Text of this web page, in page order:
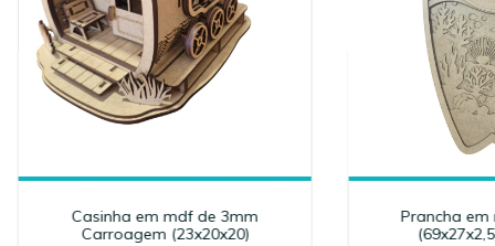
Casinha em mdf de 3mm
Carroagem (23x20x20)
Prancha